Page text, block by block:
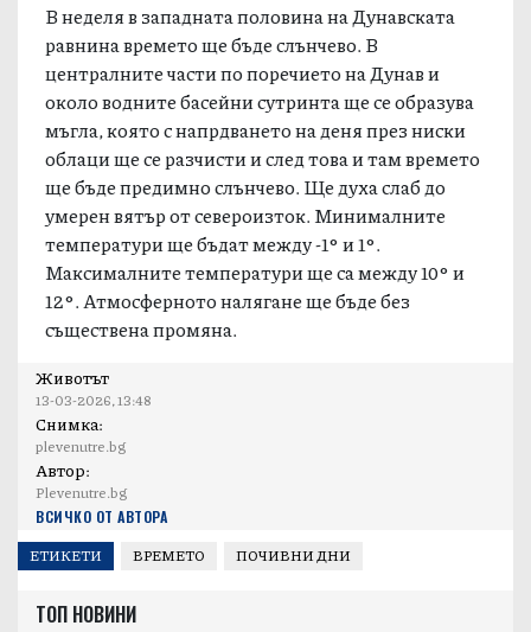
Животът
13-03-2026, 13:48
Снимка:
plevenutre.bg
Автор:
Plevenutre.bg
ВСИЧКО ОТ АВТОРА
В неделя в западната половина на Дунавската
равнина времето ще бъде слънчево. В
централните части по поречието на Дунав и
около водните басейни сутринта ще се образува
мъгла, която с напрдването на деня през ниски
облаци ще се разчисти и след това и там времето
ще бъде предимно слънчево. Ще духа слаб до
умерен вятър от североизток. Минималните
температури ще бъдат между -1° и 1°.
Максималните температури ще са между 10° и
12°. Атмосферното налягане ще бъде без
съществена промяна.
ЕТИКЕТИ ВРЕМЕТО ПОЧИВНИ ДНИ
ТОП НОВИНИ